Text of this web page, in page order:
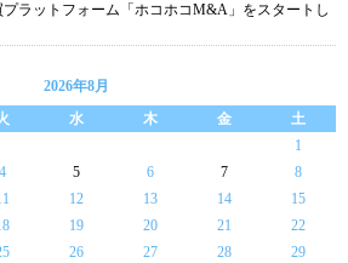
プラットフォーム「ホコホコM&A」をスタートし
2026年8月
水 木 金
土
1
4 5 6 7
8
12 13 14
15
19 20 21
22
26 27 28
29